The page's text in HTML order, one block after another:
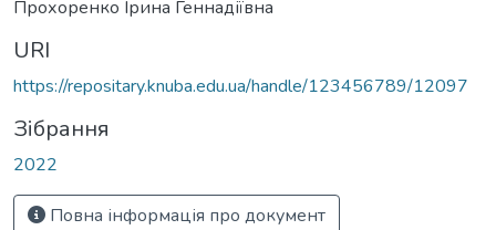
Прохоренко Ірина Геннадіївна
URI
https://repositary.knuba.edu.ua/handle/123456789/12097
Зібрання
2022
Повна інформація про документ